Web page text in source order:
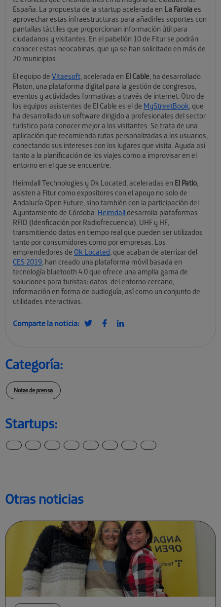
Otras noticias
España. La propuesta de la startup acelerada en La Farola es
aprovechar estas infraestructuras para añadirles soportes con
pantallas táctiles que proporcionan información útil para
ciudadanos y visitantes. En el pabellón 10 de Fitur se podrán
conocer estas neocabinas, que ya se han solicitado en más de
20 municipios.
El equipo de Vitaesoft, acelerada en El Cable, ha desarrollado
Platon, una plataforma digital para la gestión de congresos,
eventos y actividades formativas a través de internet. Otro de
los equipos asistentes de El Cable es el de MyStreetBook, que
ha desarrollado un software dirigido a profesionales del sector
turístico para conocer mejor a los visitantes. Se trata de una
aplicación que recomienda rutas personalizadas a los usuarios,
conectando sus intereses con los lugares que visita. Ayuda así
tanto a la planificación de los viajes como a improvisar en el
entorno en el que se encuentre.
Heimdall Technologies y Ok Located, aceleradas en El Patio,
asisten a Fitur como expositores con el apoyo no solo de
Andalucía Open Future, sino también con la participación del
Ayuntamiento de Córdoba. Heimdalldesarrolla plataformas
RFID (Idenficación por Radiofrecuencia), UHF y HF,
transmitiendo datos en tiempo real que pueden ser utilizados
tanto por consumidores como por empresas. Los
emprendedores de Ok Located, que acaban de aterrizar del
CES 2019, han creado una plataforma móvil basada en
tecnología bluetooth 4.0 que ofrece una amplia gama de
soluciones para turistas: datos del entorno cercano,
información en forma de audioguía, así como un conjunto de
utilidades interactivas.
Comparte la noticia:
Categoría:
Notas de prensa
Startups: